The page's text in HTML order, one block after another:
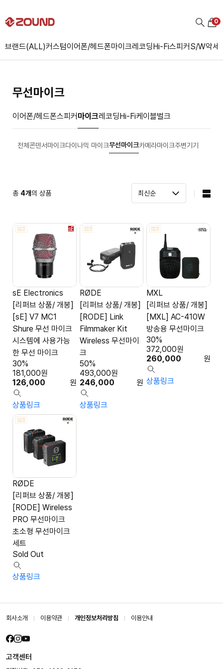
브랜드(ALL)커스텀이어폰/헤드폰마이크레코딩Hi-Fi스피커S/W악세
0
무선마이크
이어폰/헤드폰스피커마이크레코딩Hi-Fi케이블벌크
전체콘덴서마이크다이나믹 마이크무선마이크카메라마이크주변기기
총 4개의 상품
sE Electronics
[리퍼브 상품/ 개봉]
[sE] V7 MC1
Shure 무선 마이크
시스템에 사용가능
한 무선 마이크
126,000 원
181,000원
30%
상품링크
RØDE
[리퍼브 상품/ 개봉]
[RODE] Link
Filmmaker Kit
Wireless 무선마이
크
246,000 원
493,000원
50%
상품링크
MXL
[리퍼브 상품/ 개봉]
[MXL] AC-410W
방송용 무선마이크
260,000 원
372,000원
30%
상품링크
RØDE
[리퍼브 상품/ 개봉]
[RODE] Wireless
PRO 무선마이크
초소형 무선마이크
세트
Sold Out
상품링크
회사소개 이용약관 개인정보처리방침 이용안내
고객센터